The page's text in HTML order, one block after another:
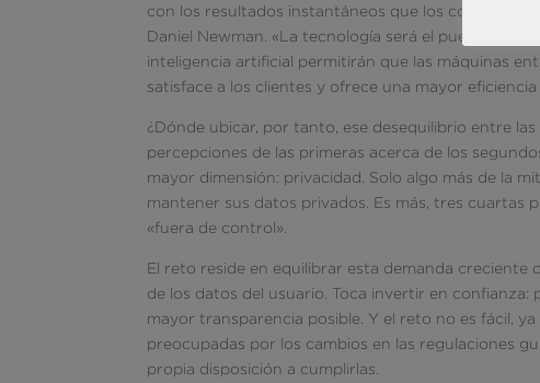
con los resultados instantáneos que los
Daniel Newman. «La tecnología será el puente, ya
inteligencia artificial permitirán que las máquinas
satisface a los clientes y ofrece una mayor eficiencia
¿Dónde ubicar, por tanto, ese desequilibrio entre
percepciones de las primeras acerca de los
mayor dimensión: privacidad. Solo algo más de la
mantener sus datos privados. Es más, tres cuartas
«fuera de control».
El reto reside en equilibrar esta demanda creciente
de los datos del usuario. Toca invertir en
mayor transparencia posible. Y el reto no es fácil,
preocupadas por los cambios en las regulaciones
propia disposición a cumplirlas.